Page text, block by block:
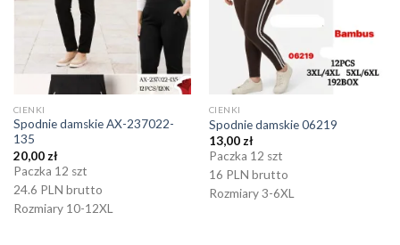
CIENKI
Spodnie damskie AX-237022-
135
20,00 zł
Paczka 12 szt
24.6 PLN brutto
Rozmiary 10-12XL
CIENKI
Spodnie damskie 06219
13,00zł
Paczka 12 szt
16 PLN brutto
Rozmiary 3-6XL